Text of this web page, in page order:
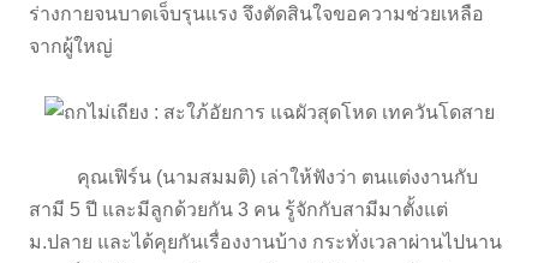
ร่างกายจนบาดเจ็บรุนแรง จึงตัดสินใจขอความช่วยเหลือ
จากผู้ใหญ่
คุณเฟิร์น (นามสมมติ) เล่าให้ฟังว่า ตนแต่งงานกับ
สามี 5 ปี และมีลูกด้วยกัน 3 คน รู้จักกับสามีมาตั้งแต่
ม.ปลาย และได้คุยกันเรื่องงานบ้าง กระทั่งเวลาผ่านไปนาน